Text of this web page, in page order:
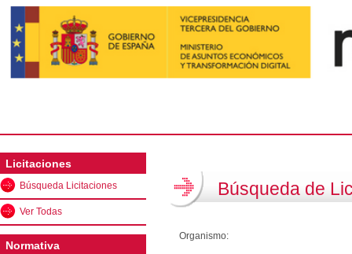
Licitaciones
Búsqueda Licitaciones
Ver Todas
Normativa
Búsqueda de
Organismo: